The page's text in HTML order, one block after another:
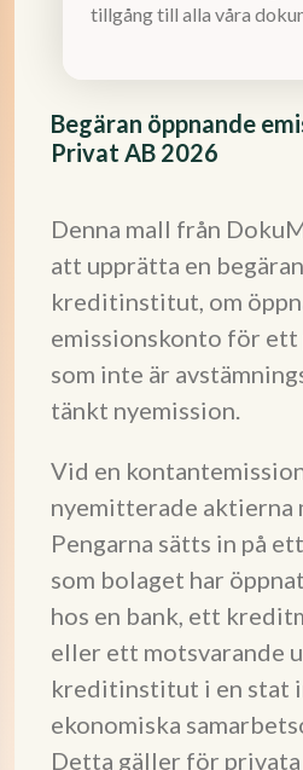
Begäran öppnande
Privat AB 2026
Denna mall från
att upprätta en
kreditinstitut, om
emissionskonto för
som inte är
tänkt nyemission.
Vid en
nyemitterade aktierna
Pengarna sätts in på
som bolaget har
hos en bank, ett
eller ett motsvarande
kreditinstitut i en stat
ekonomiska
Detta gäller för
tillgång till alla våra